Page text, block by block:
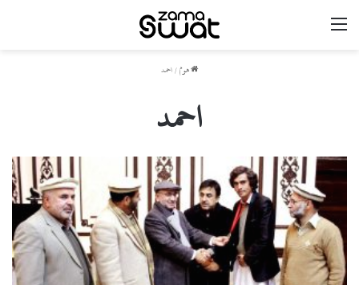
ھوم/احمد
احمد